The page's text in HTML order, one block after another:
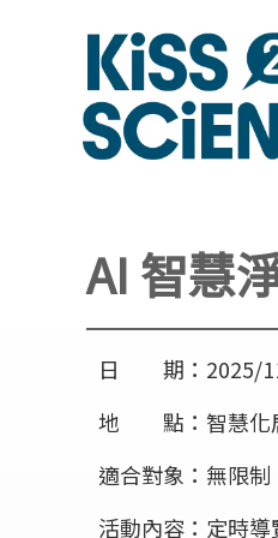
AI 智慧
日 期：2025/
地 點：智慧化居
適合對象：無限制
活動內容：定時